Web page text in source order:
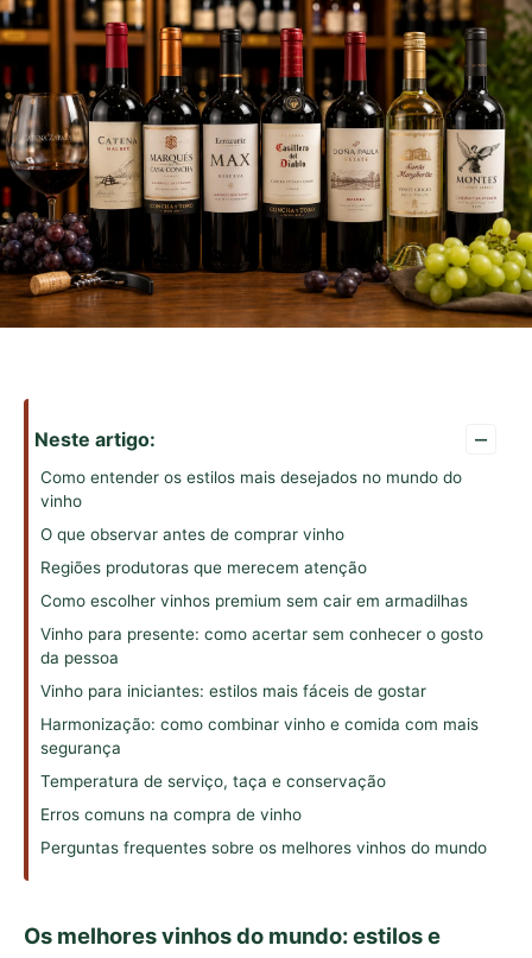
Neste artigo: –
Como entender os estilos mais desejados no mundo do
vinho
O que observar antes de comprar vinho
Regiões produtoras que merecem atenção
Como escolher vinhos premium sem cair em armadilhas
Vinho para presente: como acertar sem conhecer o gosto
da pessoa
Vinho para iniciantes: estilos mais fáceis de gostar
Harmonização: como combinar vinho e comida com mais
segurança
Temperatura de serviço, taça e conservação
Erros comuns na compra de vinho
Perguntas frequentes sobre os melhores vinhos do mundo
Os melhores vinhos do mundo: estilos e